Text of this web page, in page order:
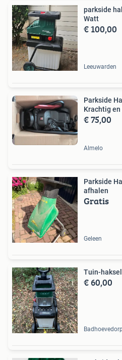
parkside
Watt
€ 100,00
Leeuwarden
Parkside
Krachtig
€ 75,00
Almelo
Parkside
afhalen
Gratis
Geleen
Tuin-
€ 60,00